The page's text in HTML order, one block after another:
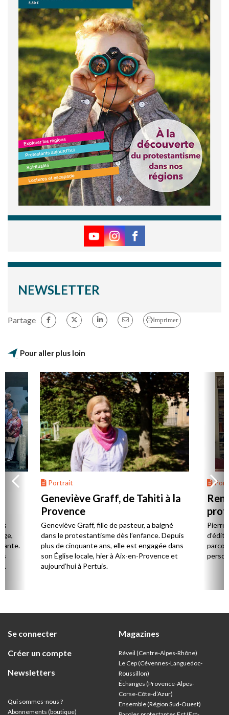
NEWSLETTER
Partage Imprimer
Pour aller plus loin
Portrait
Geneviève Graff, de Tahiti à la
Provence
Geneviève Graff, fille de pasteur, a baigné
dans le protestantisme dès l’enfance. Depuis
plus de cinquante ans, elle est engagée dans
son Église locale, hier à Aix-en-Provence et
aujourd’hui à Pertuis.
Se connecter
Créer un compte
Newsletters
Qui sommes-nous ?
Abonnements (boutique)
Magazines
Réveil (Centre-Alpes-Rhône)
Le Cep (Cévennes-Languedoc-
Roussillon)
Échanges (Provence-Alpes-
Corse-Côte-d’Azur)
Ensemble (Région Sud-Ouest)